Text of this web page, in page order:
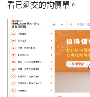
看已遞交的詢價單。